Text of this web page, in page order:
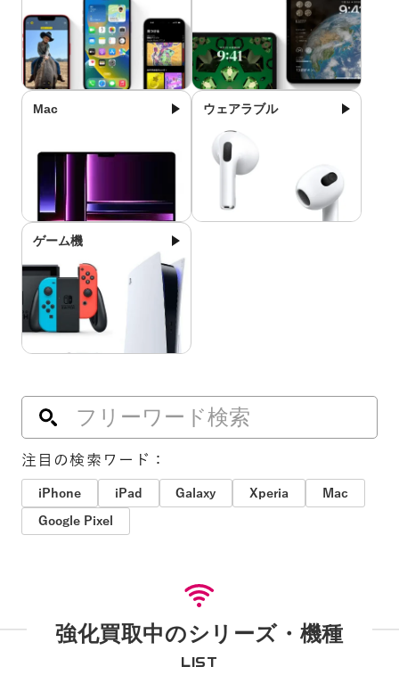
Mac ウェアラブル
ゲーム機
注目の検索ワード：
iPhone iPad Galaxy Xperia
Mac
Google Pixel
強化買取中のシリーズ・機種
LIST